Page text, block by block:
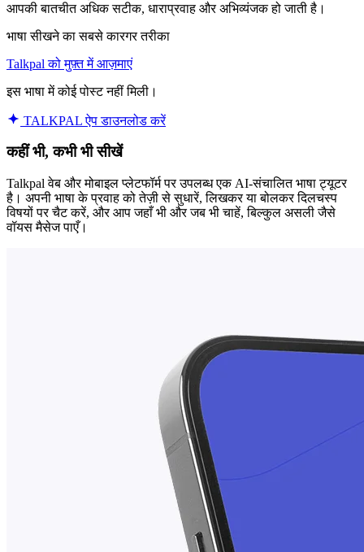
आपकी बातचीत अधिक सटीक, धाराप्रवाह और अभिव्यंजक हो जाती है।
भाषा सीखने का सबसे कारगर तरीका
Talkpal को मुफ़्त में आज़माएं
इस भाषा में कोई पोस्ट नहीं मिली।
TALKPAL ऐप डाउनलोड करें
कहीं भी, कभी भी सीखें
Talkpal वेब और मोबाइल प्लेटफॉर्म पर उपलब्ध एक AI-संचालित भाषा ट्यूटर
है। अपनी भाषा के प्रवाह को तेज़ी से सुधारें, लिखकर या बोलकर दिलचस्प
विषयों पर चैट करें, और आप जहाँ भी और जब भी चाहें, बिल्कुल असली जैसे
वॉयस मैसेज पाएँ।